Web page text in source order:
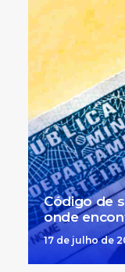
Código de
onde
17 de julho de